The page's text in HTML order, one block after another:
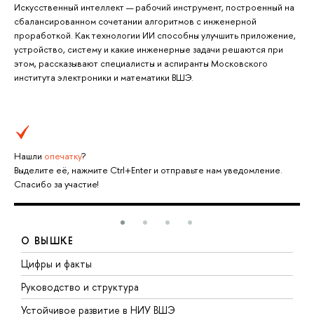
Искусственный интеллект — рабочий инструмент, построенный на
сбалансированном сочетании алгоритмов с инженерной
проработкой. Как технологии ИИ способны улучшить приложение,
устройство, систему и какие инженерные задачи решаются при
этом, рассказывают специалисты и аспиранты Московского
института электроники и математики ВШЭ.
Нашли опечатку?
Выделите её, нажмите Ctrl+Enter и отправьте нам уведомление.
Спасибо за участие!
О ВЫШКЕ
Цифры и факты
Руководство и структура
Устойчивое развитие в НИУ ВШЭ